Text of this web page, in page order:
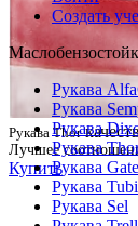
Рукава Thor
Лучшее
Купить
Создать
Рукава
Рукава
Рукава
Рукава
Рукава
Рукава
Рукава Sel